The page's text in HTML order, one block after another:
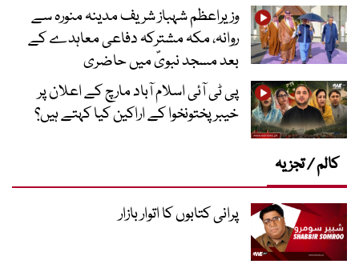
وزیراعظم شہباز شریف مدینہ منورہ سے
روانہ، مکہ مشترکہ دفاعی معاہدے کے
بعد مسجد نبویؐ میں حاضری
پی ٹی آئی اسلام آباد مارچ کے اعلان پر
خیبر پختونخوا کے اراکین کیا کہتے ہیں؟
کالم / تجزیہ
پرانی کتابوں کا اتوار بازار